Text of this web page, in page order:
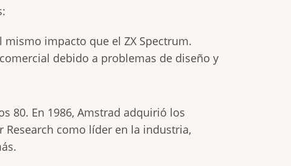
impacto que el ZX Spectrum.
debido a problemas de diseño y
80. En 1986, Amstrad adquirió los
como líder en la industria,